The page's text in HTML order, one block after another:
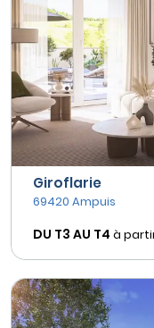
Giroflarie
69420 Ampuis
DU T3 AU T4 à